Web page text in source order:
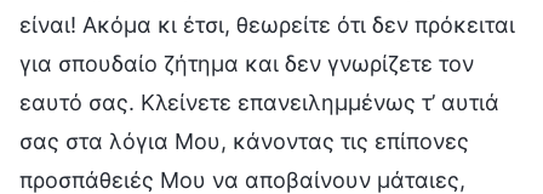
είναι! Ακόμα κι έτσι, θεωρείτε ότι δεν πρόκειται
για σπουδαίο ζήτημα και δεν γνωρίζετε τον
εαυτό σας. Κλείνετε επανειλημμένως τ’ αυτιά
σας στα λόγια Μου, κάνοντας τις επίπονες
προσπάθειές Μου να αποβαίνουν μάταιες,